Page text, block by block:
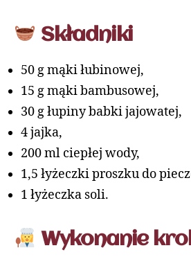
Składniki
50 g mąki łubinowej,
15 g mąki bambusowej,
30 g łupiny babki jajowatej,
4 jajka,
200 ml ciepłej wody,
1,5 łyżeczki proszku do
1 łyżeczka soli.
Wykonanie